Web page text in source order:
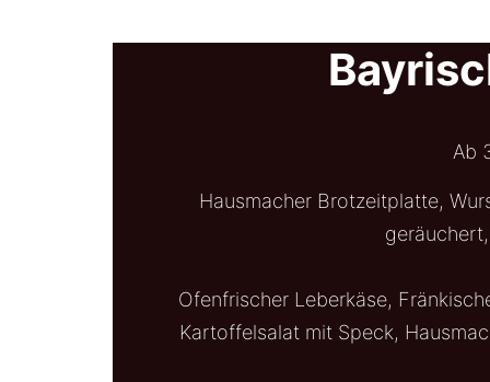
Ab
Hausmacher Brotzeitplatte,
Ofenfrischer Leberkäse,
Kartoffelsalat mit Speck,